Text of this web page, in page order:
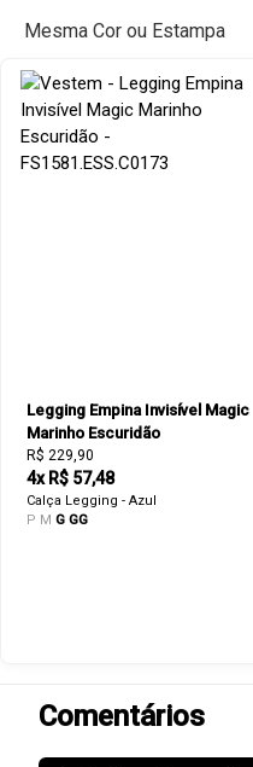
Mesma Cor ou Estampa
Legging Empina Invisível Magic
Marinho Escuridão
R$ 229,90
4x R$ 57,48
Calça Legging - Azul
P M G GG
Comentários